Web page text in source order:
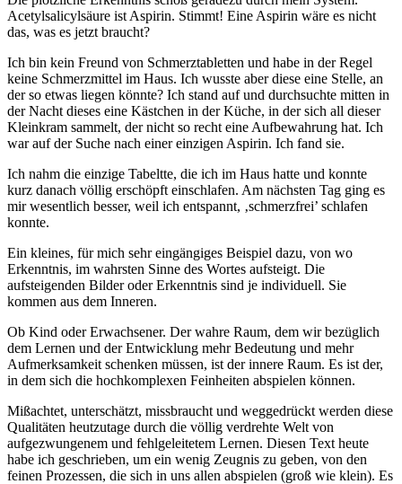
Acetylsalicylsäure ist Aspirin. Stimmt! Eine Aspirin wäre es nicht
das, was es jetzt braucht?
Ich bin kein Freund von Schmerztabletten und habe in der Regel
keine Schmerzmittel im Haus. Ich wusste aber diese eine Stelle, an
der so etwas liegen könnte? Ich stand auf und durchsuchte mitten in
der Nacht dieses eine Kästchen in der Küche, in der sich all dieser
Kleinkram sammelt, der nicht so recht eine Aufbewahrung hat. Ich
war auf der Suche nach einer einzigen Aspirin. Ich fand sie.
Ich nahm die einzige Tabeltte, die ich im Haus hatte und konnte
kurz danach völlig erschöpft einschlafen. Am nächsten Tag ging es
mir wesentlich besser, weil ich entspannt, ‚schmerzfrei’ schlafen
konnte.
Ein kleines, für mich sehr eingängiges Beispiel dazu, von wo
Erkenntnis, im wahrsten Sinne des Wortes aufsteigt. Die
aufsteigenden Bilder oder Erkenntnis sind je individuell. Sie
kommen aus dem Inneren.
Ob Kind oder Erwachsener. Der wahre Raum, dem wir bezüglich
dem Lernen und der Entwicklung mehr Bedeutung und mehr
Aufmerksamkeit schenken müssen, ist der innere Raum. Es ist der,
in dem sich die hochkomplexen Feinheiten abspielen können.
Mißachtet, unterschätzt, missbraucht und weggedrückt werden diese
Qualitäten heutzutage durch die völlig verdrehte Welt von
aufgezwungenem und fehlgeleitetem Lernen. Diesen Text heute
habe ich geschrieben, um ein wenig Zeugnis zu geben, von den
feinen Prozessen, die sich in uns allen abspielen (groß wie klein). Es